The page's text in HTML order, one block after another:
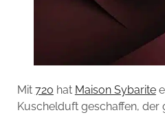
Mit 720 hat Maison Sybarite
Kuschelduft geschaffen, der